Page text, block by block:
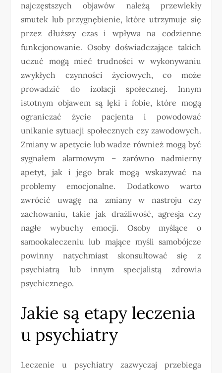
najczęstszych objawów należą przewlekły
smutek lub przygnębienie, które utrzymuje się
przez dłuższy czas i wpływa na codzienne
funkcjonowanie. Osoby doświadczające takich
uczuć mogą mieć trudności w wykonywaniu
zwykłych czynności życiowych, co może
prowadzić do izolacji społecznej. Innym
istotnym objawem są lęki i fobie, które mogą
ograniczać życie pacjenta i powodować
unikanie sytuacji społecznych czy zawodowych.
Zmiany w apetycie lub wadze również mogą być
sygnałem alarmowym – zarówno nadmierny
apetyt, jak i jego brak mogą wskazywać na
problemy emocjonalne. Dodatkowo warto
zwrócić uwagę na zmiany w nastroju czy
zachowaniu, takie jak drażliwość, agresja czy
nagłe wybuchy emocji. Osoby myślące o
samookaleczeniu lub mające myśli samobójcze
powinny natychmiast skonsultować się z
psychiatrą lub innym specjalistą zdrowia
psychicznego.
Jakie są etapy leczenia
u psychiatry
Leczenie u psychiatry zazwyczaj przebiega